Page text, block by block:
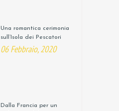
Una romantica cerimonia
sull’Isola dei Pescatori
06 Febbraio, 2020
Dalla Francia per un